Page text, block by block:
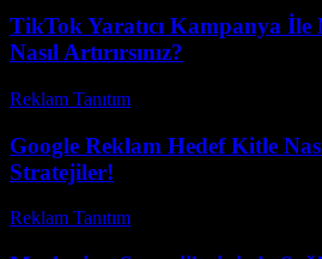
TikTok Yaratıcı Kampanya
Nasıl Artırırsınız?
Reklam Tanıtım
Google Reklam Hedef Kitle
Stratejiler!
Reklam Tanıtım